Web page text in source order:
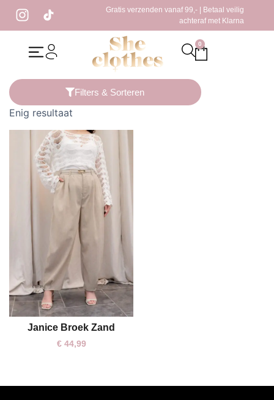
Gratis verzenden vanaf 99,- | Betaal veilig
achteraf met Klarna
0
/ Producten getagged “zomer broek”
Filters & Sorteren
Enig resultaat
M/L
Janice Broek Zand
€44,99